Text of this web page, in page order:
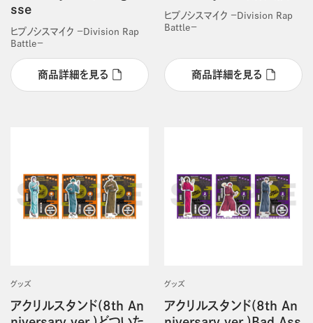
sse
ヒプノシスマイク －Division Rap
Battle－
商品詳細を見る
ヒプノシスマイク －Division Rap
Battle－
商品詳細を見る
グッズ
アクリルスタンド(8th An
グッズ
アクリルスタンド(8th An